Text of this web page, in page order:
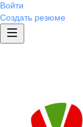
Войти
Создать резюме